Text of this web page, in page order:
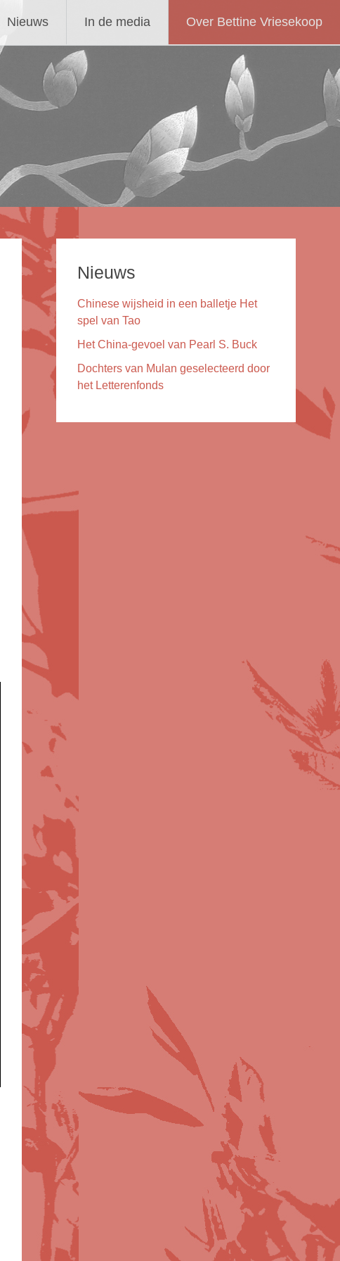
Nieuws In de media Over Bettine Vriesekoop
Nieuws
Chinese wijsheid in een balletje Het
spel van Tao
Het China-gevoel van Pearl S. Buck
Dochters van Mulan geselecteerd door
het Letterenfonds